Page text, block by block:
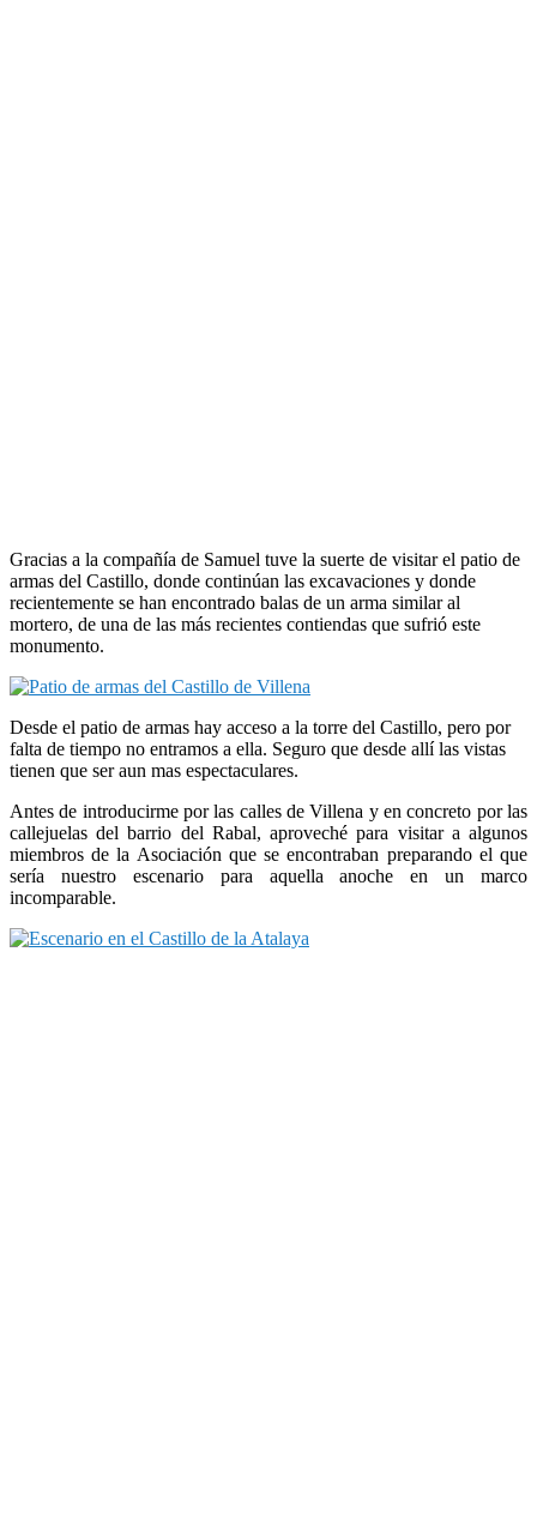
Gracias a la compañía de Samuel tuve la suerte de visitar el patio de
armas del Castillo, donde continúan las excavaciones y donde
recientemente se han encontrado balas de un arma similar al
mortero, de una de las más recientes contiendas que sufrió este
monumento.
Desde el patio de armas hay acceso a la torre del Castillo, pero por
falta de tiempo no entramos a ella. Seguro que desde allí las vistas
tienen que ser aun mas espectaculares.
Antes de introducirme por las calles de Villena y en concreto por las
callejuelas del barrio del Rabal, aproveché para visitar a algunos
miembros de la Asociación que se encontraban preparando el que
sería nuestro escenario para aquella anoche en un marco
incomparable.